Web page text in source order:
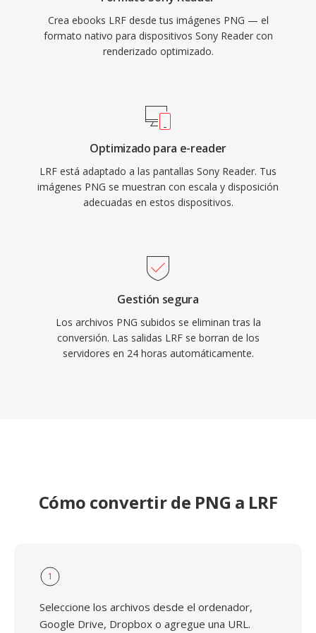
Crea ebooks LRF desde tus imágenes PNG — el
formato nativo para dispositivos Sony Reader con
renderizado optimizado.
Optimizado para e-reader
LRF está adaptado a las pantallas Sony Reader. Tus
imágenes PNG se muestran con escala y disposición
adecuadas en estos dispositivos.
Gestión segura
Los archivos PNG subidos se eliminan tras la
conversión. Las salidas LRF se borran de los
servidores en 24 horas automáticamente.
Cómo convertir de PNG a LRF
1
Seleccione los archivos desde el ordenador,
Google Drive, Dropbox o agregue una URL.